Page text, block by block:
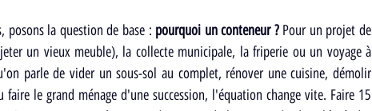
posons la question de base : pourquoi un conteneur ? Pour un projet de
un vieux meuble), la collecte municipale, la friperie ou un voyage à
parle de vider un sous-sol au complet, rénover une cuisine, démolir
le grand ménage d'une succession, l'équation change vite. Faire 15